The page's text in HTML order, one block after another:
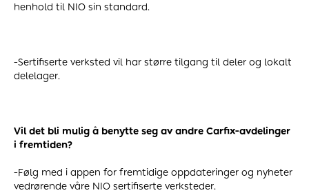
henhold til NIO sin standard.
-Sertifiserte verksted vil har større tilgang til deler og lokalt
delelager.
Vil det bli mulig å benytte seg av andre Carfix-avdelinger
i fremtiden?
-Følg med i appen for fremtidige oppdateringer og nyheter
vedrørende våre NIO sertifiserte verksteder.